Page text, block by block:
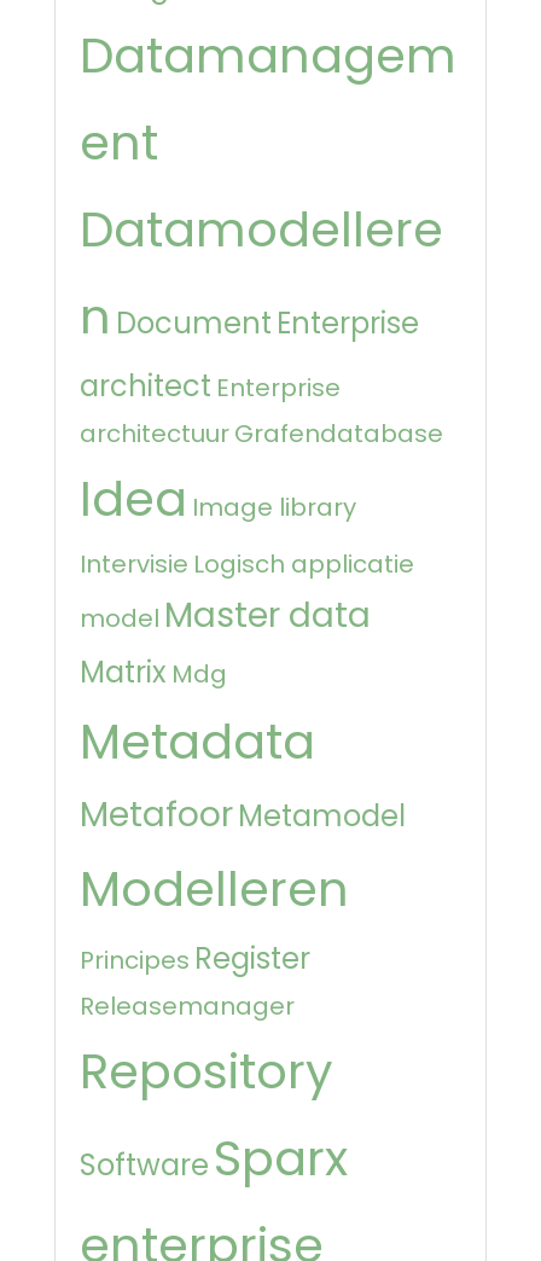
Datamanagem
ent
Datamodellere
n Document Enterprise
architect Enterprise
architectuurGrafendatabase
Idea Image library
Intervisie Logisch applicatie
model Master data
Matrix Mdg
Metadata
MetafoorMetamodel
Modelleren
Principes Register
Releasemanager
Repository
Software Sparx
enterprise